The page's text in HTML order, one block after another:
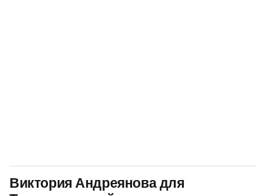
Виктория Андреянова для